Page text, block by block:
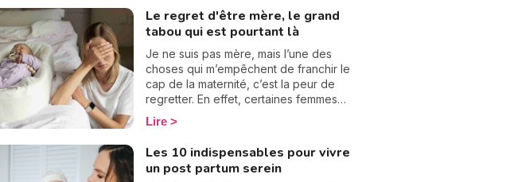
priorités ont changé et celle qu'elle
connaissait avant n'est plus tout à fait
celle d'aujourd'hui. La peur de perdre
ses amies après avoir eu un enfant,
n'est pas infondée.
Le regret d'être mère, le grand
tabou qui est pourtant là
Je ne suis pas mère, mais l’une des
choses qui m’empêchent de franchir le
cap de la maternité, c’est la peur de
regretter. En effet, certaines femmes
vivent dans le regret d’avoir eu des
enfants et elles en souffrent
poids de la culpabilité d’éprouver cela…
En même temps, comment faire pour ne
Lire
Les 10 indispensables pour vivre
un post partum serein